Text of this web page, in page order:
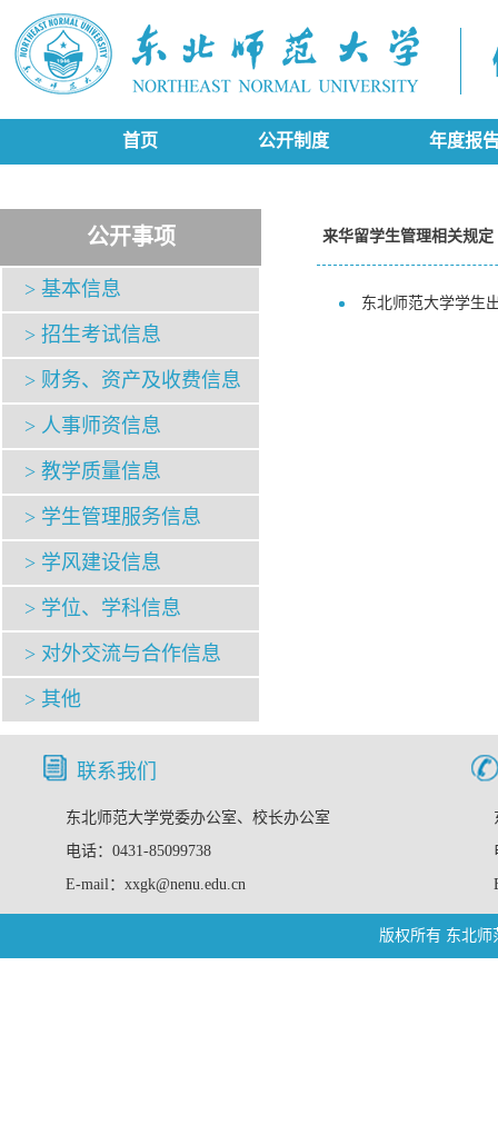
首页 公开制度 年度报
公开事项
> 基本信息
> 招生考试信息
> 财务、资产及收费信息
> 人事师资信息
> 教学质量信息
> 学生管理服务信息
> 学风建设信息
> 学位、学科信息
> 对外交流与合作信息
> 其他
来华留学生管理相关规定
东北师范大学学生
联系我们
东北师范大学党委办公室、校长办公室
电话：0431-85099738
E-mail：xxgk@nenu.edu.cn
版权所有 东北